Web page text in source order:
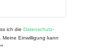
ich die Daten­schutz­
Meine Einwilligung kann